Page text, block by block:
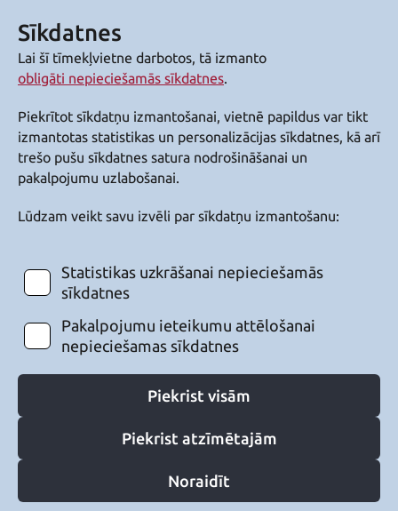
Sīkdatnes
Lai šī tīmekļvietne darbotos, tā izmanto
obligāti nepieciešamās sīkdatnes.
Piekrītot sīkdatņu izmantošanai, vietnē papildus var tikt
izmantotas statistikas un personalizācijas sīkdatnes, kā arī
trešo pušu sīkdatnes satura nodrošināšanai un
pakalpojumu uzlabošanai.
Lūdzam veikt savu izvēli par sīkdatņu izmantošanu:
Statistikas uzkrāšanai nepieciešamās
sīkdatnes
Pakalpojumu ieteikumu attēlošanai
nepieciešamas sīkdatnes
Piekrist visām
Piekrist atzīmētajām
Noraidīt